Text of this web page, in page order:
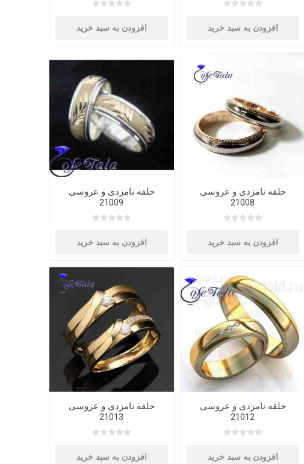
افزودن به سبد خرید افزودن به سبد خرید
حلقه نامزدی و عروسی
21008
افزودن به سبد خرید
حلقه نامزدی و عروسی
21009
افزودن به سبد خرید
حلقه نامزدی و عروسی
21012
افزودن به سبد خرید
حلقه نامزدی و عروسی
21013
افزودن به سبد خرید